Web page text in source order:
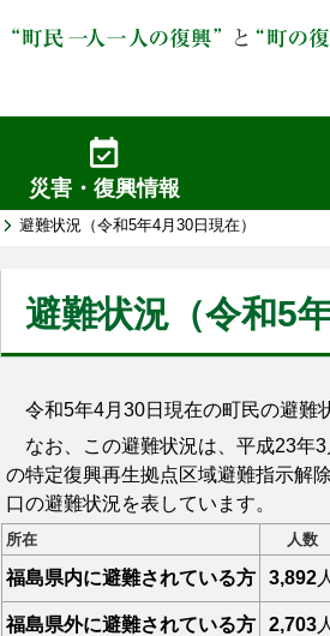
災害・復興情報
避難状況（令和5年4月30日現在）
避難状況（令和5
令和5年4月30日現在の町民の避難
なお、この避難状況は、平成23年3
の特定復興再生拠点区域避難指示解
口の避難状況を表しています。
所在 人数
福島県内に避難されている方 3,892人
福島県外に避難されている方 2,703人